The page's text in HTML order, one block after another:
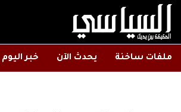
ملفات ساخنة يحدث الآن خبر اليوم